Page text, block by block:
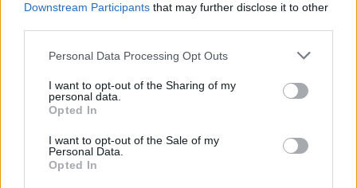
Downstream Participants that may further disclose it to other
Please note that this website/app uses one or more Google
not limited to your visit or usage behaviour. You may click to
grant or deny consent to Google and its third-party tags to
use your data for below specified purposes in below Google
consent section.
Personal Data Processing Opt Outs
I want to opt-out of the Sharing of my
personal data.
Opted In
I want to opt-out of the Sale of my
Personal Data.
Opted In
possibilità di incontrare le meraviglie degli oceani.
AUTORE
Greta Salvati
animali domestici e benessere animale,
divulga consigli su cura, salute e convivenza
con cani, gatti e altri animali, basandosi su